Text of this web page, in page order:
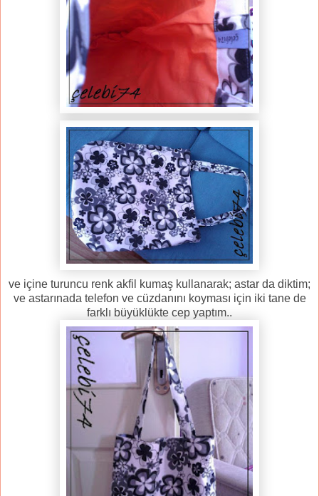
ve içine turuncu renk akfil kumaş kullanarak; astar da diktim;
ve astarınada telefon ve cüzdanını koyması için iki tane de
farklı büyüklükte cep yaptım..